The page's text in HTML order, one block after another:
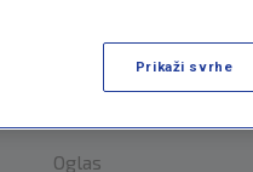
Oglas
Prikaži svrhe